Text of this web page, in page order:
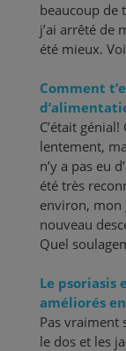
beaucoup de
j’ai arrêté de
été mieux.
Comment
C’était
lentement,
n’y a pas eu
été très
environ, mon
nouveau
Quel
Le psoriasis
améliorés
Pas vraiment
le dos et les